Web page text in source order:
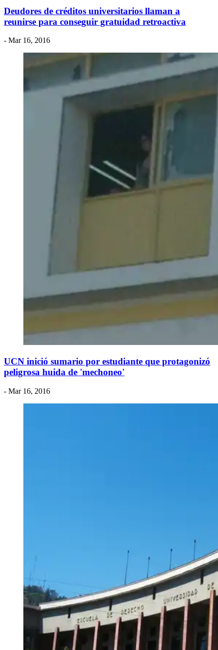
Deudores de créditos universitarios llaman a
reunirse para conseguir gratuidad retroactiva
- Mar 16, 2016
UCN inició sumario por estudiante que protagonizó
peligrosa huida de 'mechoneo'
- Mar 16, 2016